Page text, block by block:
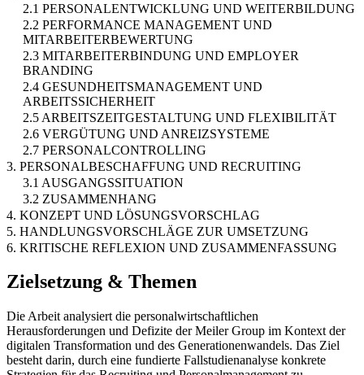
2.1 PERSONALENTWICKLUNG UND WEITERBILDUNG
2.2 PERFORMANCE MANAGEMENT UND
MITARBEITERBEWERTUNG
2.3 MITARBEITERBINDUNG UND EMPLOYER
BRANDING
2.4 GESUNDHEITSMANAGEMENT UND
ARBEITSSICHERHEIT
2.5 ARBEITSZEITGESTALTUNG UND FLEXIBILITÄT
2.6 VERGÜTUNG UND ANREIZSYSTEME
2.7 PERSONALCONTROLLING
3. PERSONALBESCHAFFUNG UND RECRUITING
3.1 AUSGANGSSITUATION
3.2 ZUSAMMENHANG
4. KONZEPT UND LÖSUNGSVORSCHLAG
5. HANDLUNGSVORSCHLÄGE ZUR UMSETZUNG
6. KRITISCHE REFLEXION UND ZUSAMMENFASSUNG
Zielsetzung & Themen
Die Arbeit analysiert die personalwirtschaftlichen
Herausforderungen und Defizite der Meiler Group im Kontext der
digitalen Transformation und des Generationenwandels. Das Ziel
besteht darin, durch eine fundierte Fallstudienanalyse konkrete